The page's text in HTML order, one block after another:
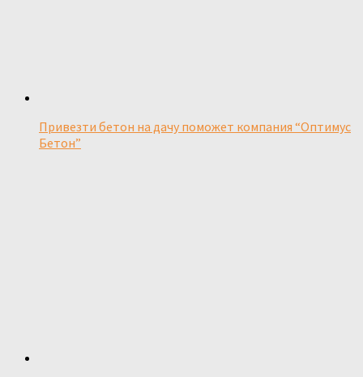
Привезти бетон на дачу поможет компания “Оптимус
Бетон”